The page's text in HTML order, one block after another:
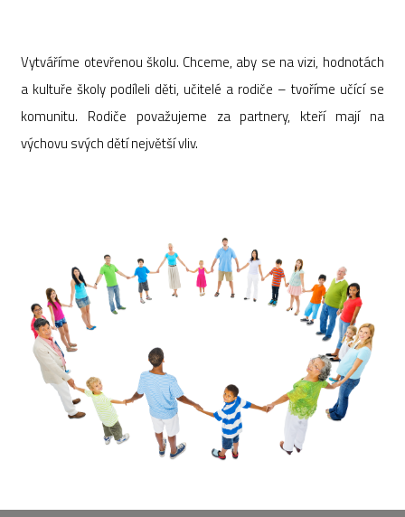
Vytváříme otevřenou školu. Chceme, aby se na vizi, hodnotách
a kultuře školy podíleli děti, učitelé a rodiče – tvoříme učící se
komunitu. Rodiče považujeme za partnery, kteří mají na
výchovu svých dětí největší vliv.